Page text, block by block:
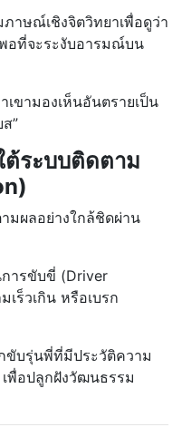
ภาษณ์เชิงจิตวิทยาเพื่อดูว่า
พอที่จะระงับอารมณ์บน
เขามองเห็นอันตรายเป็น
ส”
ต้ระบบติดตาม
มผลอย่างใกล้ชิดผ่าน
ารขับขี่ (Driver
ร็วเกิน หรือเบรก
ขับรุ่นพี่ที่มีประวัติความ
เพื่อปลูกฝังวัฒนธรรม